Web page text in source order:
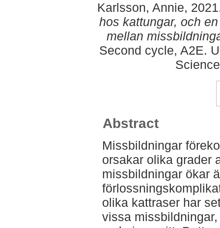
Karlsson, Annie,
hos kattungar, och
mellan
Second cycle, A2E.
Abstract
Missbildningar
orsakar olika grader
missbildningar ökar
olika kattraser har
vissa